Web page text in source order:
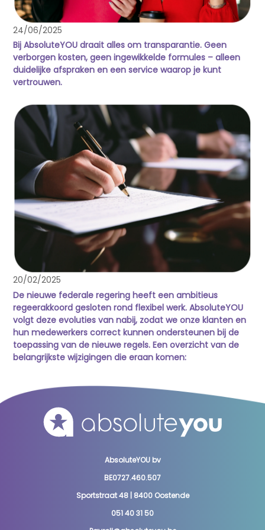
24/06/2025
Bij AbsoluteYOU draait alles om transparantie. Geen
verborgen kosten, geen ingewikkelde formules – alleen
duidelijke afspraken en een service waarop je kunt
vertrouwen.
20/02/2025
De nieuwe federale regering heeft een ambitieus
regeerakkoord gesloten rond flexibel werk. AbsoluteYOU
volgt deze evoluties van nabij, zodat we onze klanten en
hun medewerkers correct kunnen ondersteunen bij de
toepassing van de nieuwe regels. Een overzicht van de
belangrijkste wijzigingen die eraan komen:
AbsoluteYOU bv
BE0727.460.507
Sportstraat 48 | 8400 Oostende
051 40 31 50